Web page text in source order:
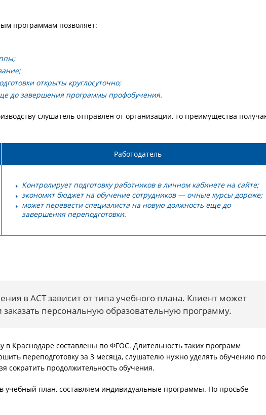
программам позволяет:
открыты круглосуточно;
до завершения программы профобучения.
слушатель отправлен от организации, то преимущества
Работодатель
Контролирует подготовку работников в личном кабинете на сайте;
экономит бюджет на обучение сотрудников — очные курсы дороже;
может перевести специалиста на новую должность еще до
завершения переподготовки.
в АСТ зависит от типа учебного плана. Клиент может
персональную образовательную программу.
в Краснодаре составлены по ФГОС. Длительность таких программ
переподготовку за 3 месяца, слушателю нужно уделять обучению по
сократить продолжительность обучения.
план, составляем индивидуальные программы. По просьбе